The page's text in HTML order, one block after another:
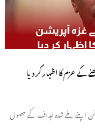
کے عزم کا اظہار کر دیا
اپنے طے شدہ اہداف کے حصول